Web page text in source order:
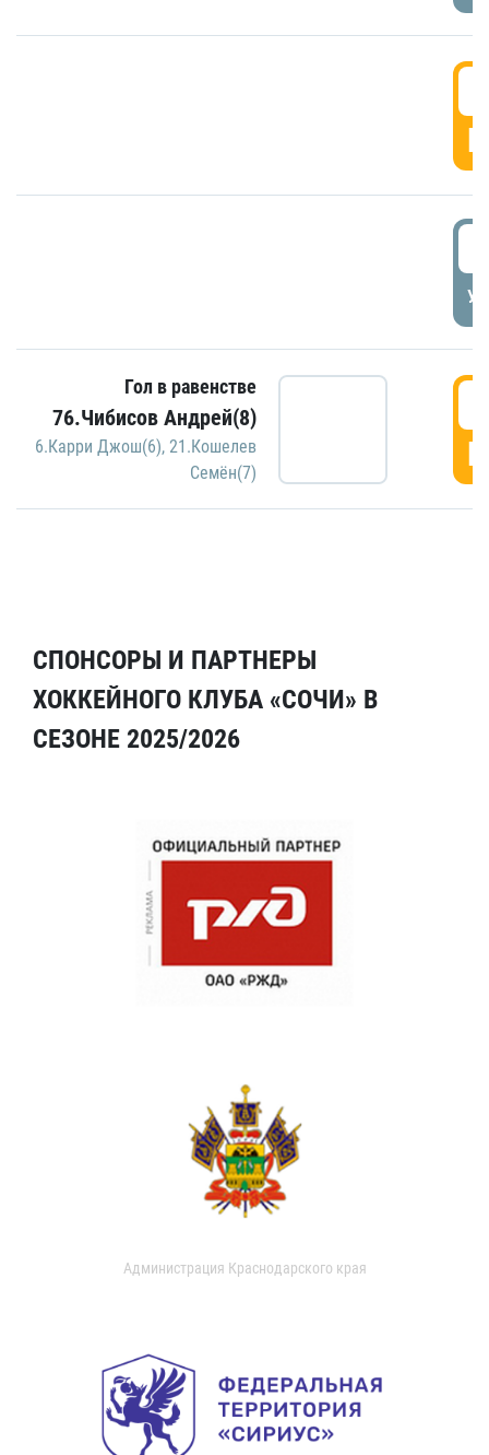
Гол в равенстве
76.Чибисов Андрей(8)
6.Карри Джош(6), 21.Кошелев
Семён(7)
СПОНСОРЫ И ПАРТНЕРЫ
ХОККЕЙНОГО КЛУБА «СОЧИ» В
СЕЗОНЕ 2025/2026
Администрация Краснодарского края